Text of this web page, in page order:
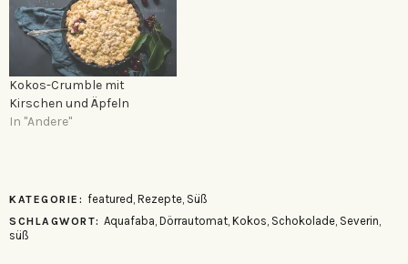
Kokos-Crumble mit
Kirschen und Äpfeln
In "Andere"
KATEGORIE: featured Rezepte, Süß
SCHLAGWORT: Aquafaba Dörrautomat Kokos Schokolade Severin
süß